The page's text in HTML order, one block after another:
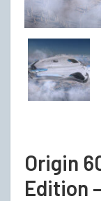
Origin
Edition